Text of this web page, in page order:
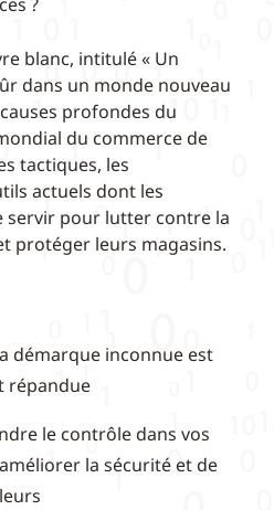
blanc, intitulé « Un
dans un monde nouveau
profondes du
du commerce de
tactiques, les
actuels dont les
servir pour lutter contre la
protéger leurs magasins.
démarque inconnue est
répandue
le contrôle dans vos
la sécurité et de